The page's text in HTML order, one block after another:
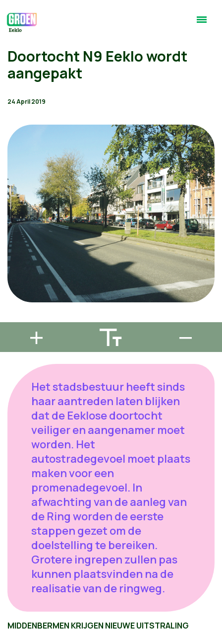
Doortocht N9 Eeklo wordt
aangepakt
24 April 2019
Het stadsbestuur heeft sinds
haar aantreden laten blijken
dat de Eeklose doortocht
veiliger en aangenamer moet
worden. Het
autostradegevoel moet plaats
maken voor een
promenadegevoel. In
afwachting van de aanleg van
de Ring worden de eerste
stappen gezet om de
doelstelling te bereiken.
Grotere ingrepen zullen pas
kunnen plaatsvinden na de
realisatie van de ringweg.
MIDDENBERMEN KRIJGEN NIEUWE UITSTRALING